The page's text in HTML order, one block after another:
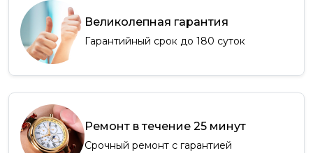
Великолепная гарантия
Гарантийный срок до 180 суток
Ремонт в течение 25 минут
Срочный ремонт с гарантией